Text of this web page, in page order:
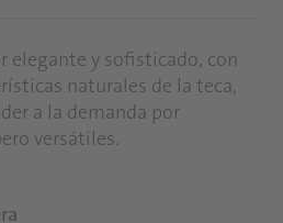
elegante y sofisticado, con
naturales de la teca,
a la demanda por
versátiles.